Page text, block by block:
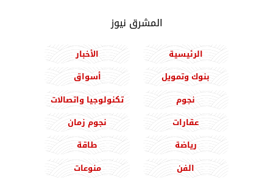
المشرق نيوز
الرئيسية
الأخبار
بنوك وتمويل
أسواق
نجوم
تكنولوجيا واتصالات
عقارات
نجوم زمان
رياضة
طاقة
الفن
منوعات